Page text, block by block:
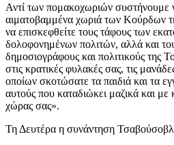
Αντί των πομακοχωριών συστήνουμε
αιματοβαμμένα χωριά των Κούρδων
να επισκεφθείτε τους τάφους των
δολοφονημένων πολιτών, αλλά και
δημοσιογράφους και πολιτικούς της
στις κρατικές φυλακές σας, τις
οποίων σκοτώσατε τα παιδιά και τα
αυτούς που καταδιώκει μαζικά και
χώρας σας».
Τη Δευτέρα η συνάντηση